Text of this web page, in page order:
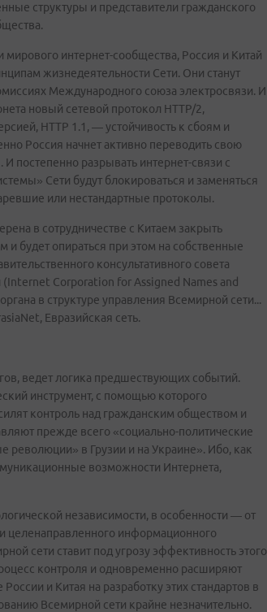
структуры и представители гражданского
интернет-сообщества, Россия и Китай
жизнедеятельности Сети. Они станут
Международного союза электросвязи. И
новый сетевой протокол HTTP/2,
HTTP 1.1, — устойчивость к сбоям и
Россия начнет активно переводить свою
постепенно разрывать интернет-связи с
Сети будут блокироваться и заменяться
или нестандартные протоколы.
в сотрудничестве с Китаем закрыть
будет опираться при этом на собственные
консультативного совета
Corporation for Assigned Names and
в структуре управления Всемирной сети...
Евразийская сеть.
ведет логика предшествующих событий.
инструмент, с помощью которого
контроль над гражданским обществом и
прежде всего «социально-политические
революции» в Грузии и на Украине». Ибо, как
возможности Интернета,
независимости, в особенности — от
целенаправленного информационного
сети ставит под угрозу эффективность этого
контроля и одновременно расширяют
и Китая на разработку этих стандартов в
Всемирной сети крайне незначительно.